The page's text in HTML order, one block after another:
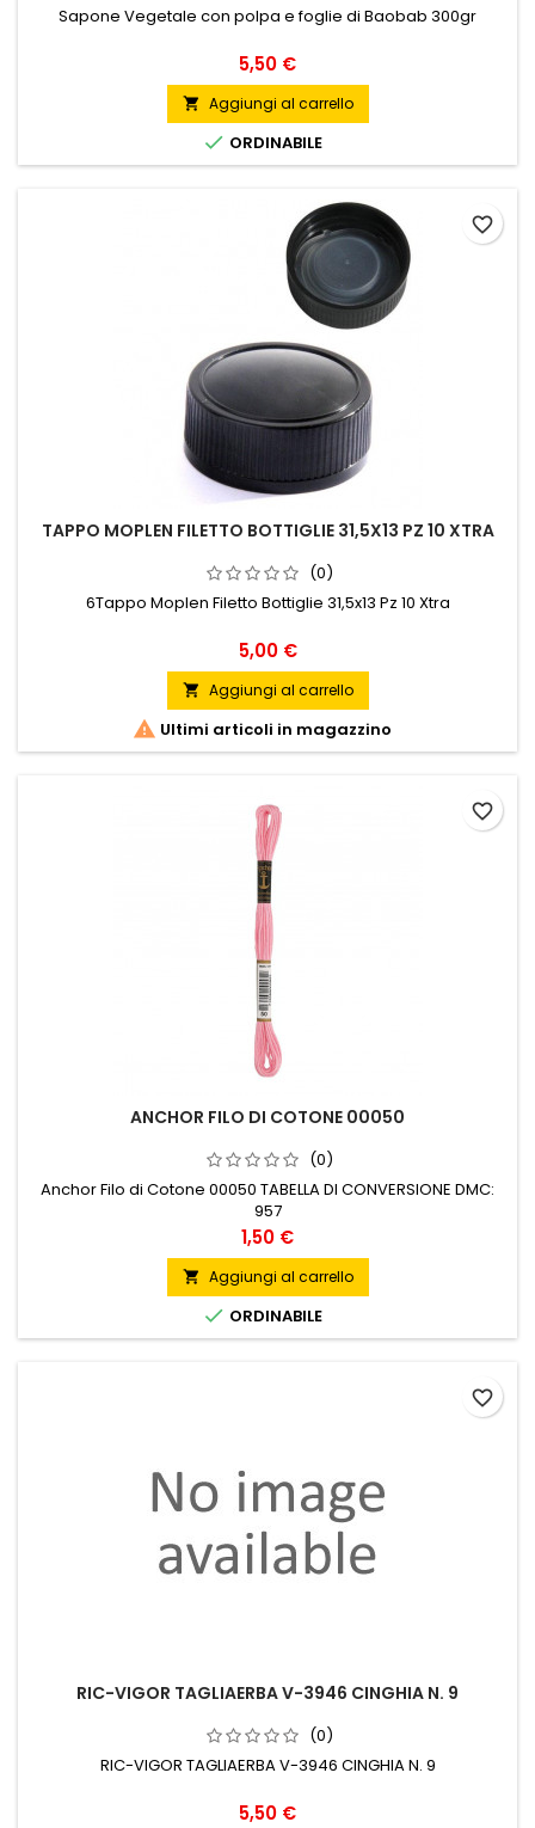
Sapone Vegetale con polpa e foglie di Baobab 300gr
Prezzo
5,50 €
 Aggiungi al carrello
 ORDINABILE
TAPPO MOPLEN FILETTO BOTTIGLIE 31,5X13 PZ 10 XTRA
(0)
6Tappo Moplen Filetto Bottiglie 31,5x13 Pz 10 Xtra
Prezzo
5,00 €
 Aggiungi al carrello
 Ultimi articoli in magazzino
favorite_border
ANCHOR FILO DI COTONE 00050
(0)
Anchor Filo di Cotone 00050 TABELLA DI CONVERSIONE DMC:
957
Prezzo
1,50 €
 Aggiungi al carrello
 ORDINABILE
favorite_border
RIC-VIGOR TAGLIAERBA V-3946 CINGHIA N. 9
(0)
RIC-VIGOR TAGLIAERBA V-3946 CINGHIA N. 9
Prezzo
5,50 €
favorite_border